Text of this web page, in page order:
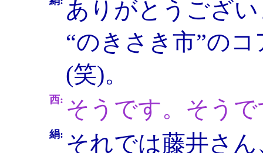
ありがとうござ
“のきさき市”の
(笑)。
西: そうです。そう
絹: それでは藤井さ